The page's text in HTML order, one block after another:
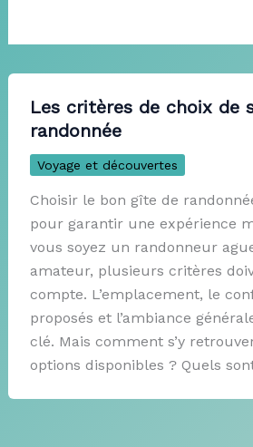
Les critères de choix de
randonnée
Voyage et découvertes
Choisir le bon gîte de
pour garantir une expérience
vous soyez un randonneur
amateur, plusieurs critères
compte. L’emplacement, le
proposés et l’ambiance
clé. Mais comment s’y
options disponibles ? Quels